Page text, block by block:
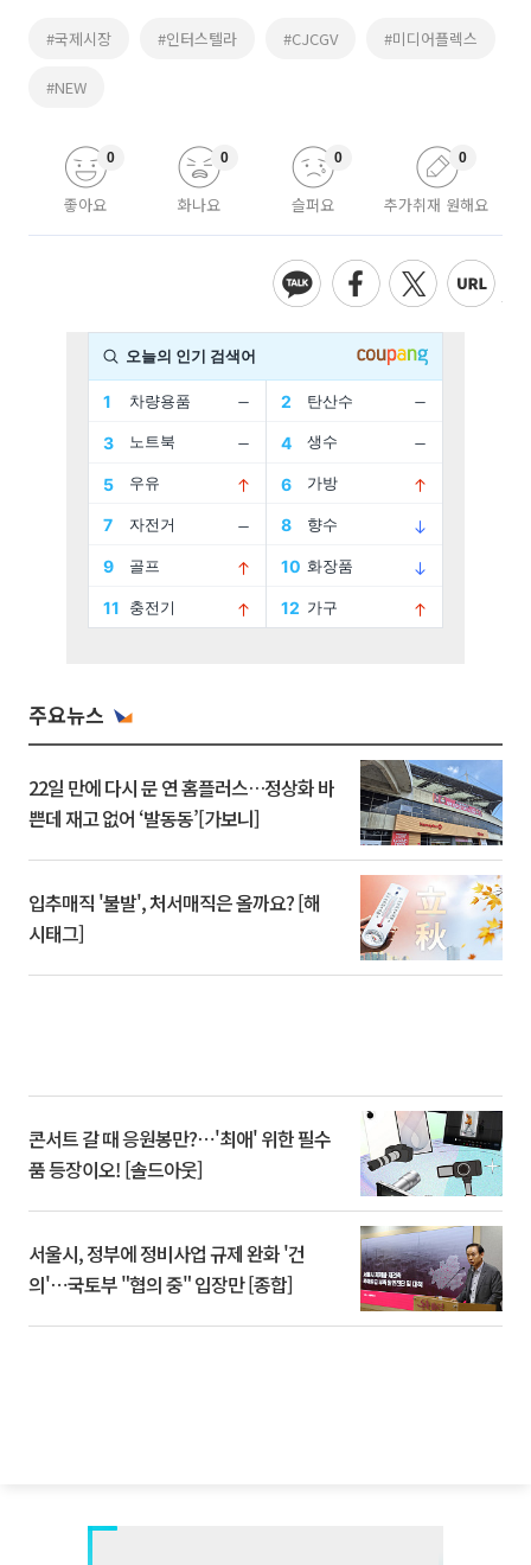
#국제시장 #인터스텔라 #CJCGV #미디어플렉스
#NEW
좋아요
0
화나요
0
슬퍼요
0
추가취재 원해요
0
주요뉴스
22일 만에 다시 문 연 홈플러스…정상화 바
쁜데 재고 없어 ‘발동동’[가보니]
입추매직 '불발', 처서매직은 올까요? [해
시태그]
콘서트 갈 때 응원봉만?⋯'최애' 위한 필수
품 등장이오! [솔드아웃]
서울시, 정부에 정비사업 규제 완화 '건
의'⋯국토부 "협의 중" 입장만 [종합]